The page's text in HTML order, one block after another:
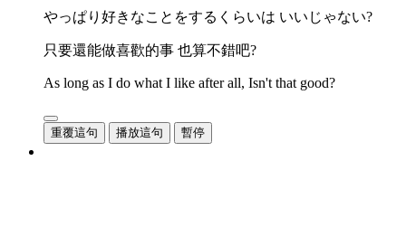
やっぱり好きなことをするくらいは いいじゃない?
只要還能做喜歡的事 也算不錯吧?
As long as I do what I like after all, Isn't that good?
重覆這句 播放這句 暫停